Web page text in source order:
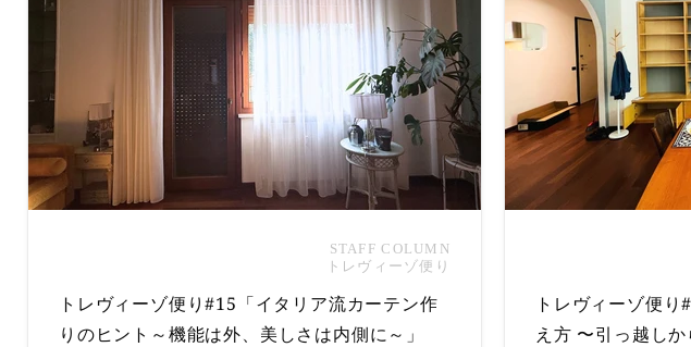
STAFF COLUMN
トレヴィーゾ便り
トレヴィーゾ便り#15「イタリア流カーテン作
りのヒント～機能は外、美しさは内側に～」
トレヴィーゾ便
え方 〜引っ越し